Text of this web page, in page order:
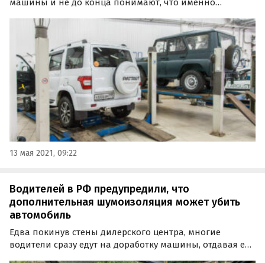
машины и не до конца понимают, что именно
этом рассказал агентству «Прайм» автомобильный
эксперт Егор Васильев.
13 мая 2021, 09:22
Водителей в РФ предупредили, что
дополнительная шумоизоляция может убить
автомобиль
Едва покинув стены дилерского центра, многие
водители сразу едут на доработку машины, отдавая ее